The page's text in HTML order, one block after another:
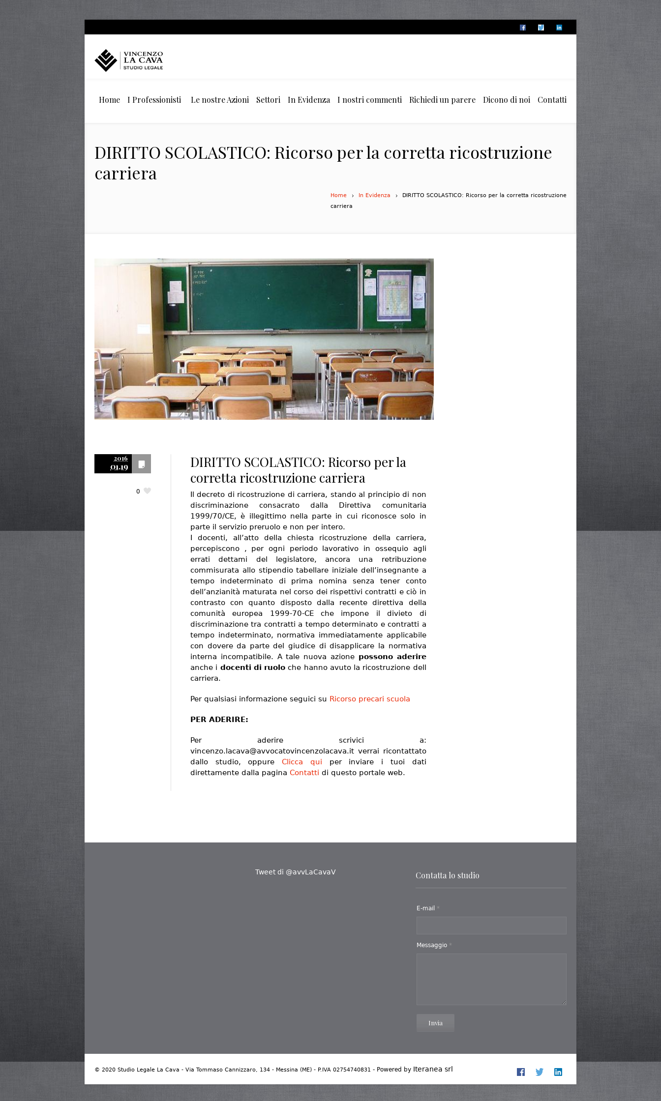
Home I Professionisti Le nostre Azioni Settori In Evidenza I nostri commenti Richiedi un parere Dicono di noi Contatti
DIRITTO SCOLASTICO: Ricorso per la corretta ricostruzione
carriera
Home In Evidenza
DIRITTO SCOLASTICO: Ricorso per la corretta ricostruzione
carriera
2016
01.19
0
DIRITTO SCOLASTICO: Ricorso per la
corretta ricostruzione carriera
Il decreto di ricostruzione di carriera, stando al principio di non
discriminazione consacrato dalla Direttiva comunitaria
1999/70/CE, è illegittimo nella parte in cui riconosce solo in
parte il servizio preruolo e non per intero.
I docenti, all’atto della chiesta ricostruzione della carriera,
percepiscono , per ogni periodo lavorativo in ossequio agli
errati dettami del legislatore, ancora una retribuzione
commisurata allo stipendio tabellare iniziale dell’insegnante a
tempo indeterminato di prima nomina senza tener conto
dell’anzianità maturata nel corso dei rispettivi contratti e ciò in
contrasto con quanto disposto dalla recente direttiva della
comunità europea 1999-70-CE che impone il divieto di
discriminazione tra contratti a tempo determinato e contratti a
tempo indeterminato, normativa immediatamente applicabile
con dovere da parte del giudice di disapplicare la normativa
interna incompatibile. A tale nuova azione possono aderire
anche i docenti di ruolo che hanno avuto la ricostruzione dell
carriera.
Per qualsiasi informazione seguici su Ricorso precari scuola
PER ADERIRE:
Per aderire scrivici a:
vincenzo.lacava@avvocatovincenzolacava.it verrai ricontattato
dallo studio, oppureClicca qui per inviare i tuoi dati
direttamente dalla pagina Contatti di questo portale web.
Tweet di @avvLaCavaV Contatta lo studio
E-mail *
Messaggio *
Invia
© 2020 Studio Legale La Cava - Via Tommaso Cannizzaro, 134 - Messina (ME) - P.IVA 02754740831 - Powered by Iteranea srl